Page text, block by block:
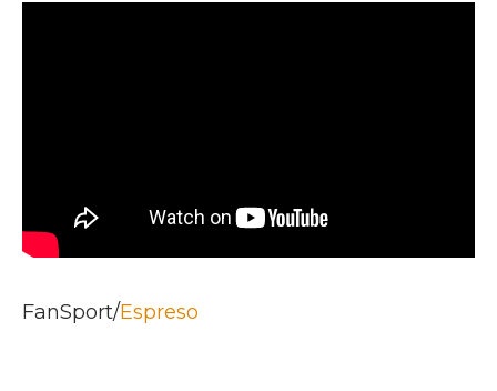
FanSport/Espreso